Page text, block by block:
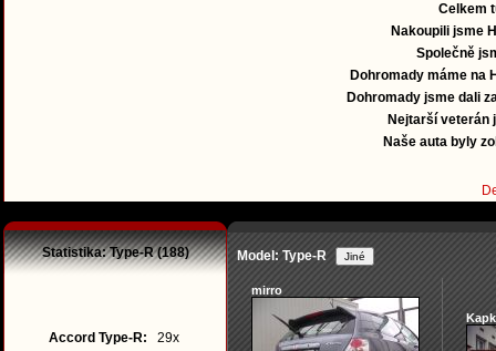
Celkem
Nakoupili jsme
Společně
Dohromady máme na
Dohromady jsme dali
Nejtarší veterán
Naše auta byly
Statistika: Type-R (188) Model: Type-R
Accord Type-R:
29x
mirro